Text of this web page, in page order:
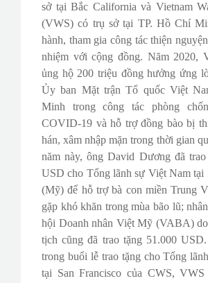
sở tại Bắc California và Vietnam
(VWS) có trụ sở tại TP. Hồ Chí
hành, tham gia công tác thiện
nhiệm với cộng đồng. Năm 2020,
ủng hộ 200 triệu đồng hưởng ứng
Ủy ban Mặt trận Tổ quốc Việt
Minh trong công tác phòng
COVID-19 và hỗ trợ đồng bào bị
hán, xâm nhập mặn trong thời gian
năm này, ông David Dương đã trao
USD cho Tổng lãnh sự Việt Nam tại
(Mỹ) để hỗ trợ bà con miền Trung
gặp khó khăn trong mùa bão lũ;
hội Doanh nhân Việt Mỹ (VABA)
tịch cũng đã trao tặng 51.000
trong buổi lễ trao tặng cho Tổng
tại San Francisco của CWS,